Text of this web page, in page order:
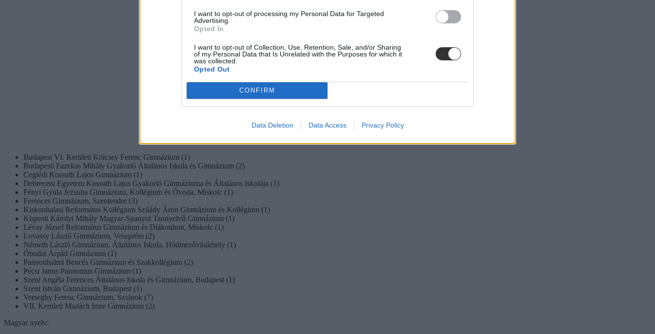
I want to opt-out of processing my Personal Data for Targeted
Advertising.
Opted In
I want to opt-out of Collection, Use, Retention, Sale, and/or Sharing
of my Personal Data that Is Unrelated with the Purposes for which it
was collected.
Opted Out
CONFIRM
Data Deletion Data Access Privacy Policy
Budapest VI. Kerületi Kölcsey Ferenc Gimnázium (1)
Budapesti Fazekas Mihály Gyakorló Általános Iskola és Gimnázium (2)
Ceglédi Kossuth Lajos Gimnázium (1)
Debreceni Egyetem Kossuth Lajos Gyakorló Gimnáziuma és Általános Iskolája (1)
Fényi Gyula Jezsuita Gimnázium, Kollégium és Óvoda, Miskolc (1)
Ferences Gimnázium, Szentendre (3)
Kiskunhalasi Református Kollégium Szilády Áron Gimnázium és Kollégium (1)
Kispesti Károlyi Mihály Magyar-Spanyol Tannyelvű Gimnázium (1)
Lévay József Református Gimnázium és Diákotthon, Miskolc (1)
Lovassy László Gimnázium, Veszprém (2)
Németh László Gimnázium, Általános Iskola, Hódmezővásárhely (1)
Óbudai Árpád Gimnázium (1)
Pannonhalmi Bencés Gimnázium és Szakkollégium (2)
Pécsi Janus Pannonius Gimnázium (1)
Szent Angéla Ferences Általános Iskola és Gimnázium, Budapest (1)
Szent István Gimnázium, Budapest (1)
Verseghy Ferenc Gimnázium, Szolnok (7)
VII. Kerületi Madách Imre Gimnázium (2)
Magyar nyelv: